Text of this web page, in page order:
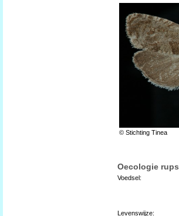
© Stichting Tinea
Oecologie rups
Voedsel:
Levenswijze: